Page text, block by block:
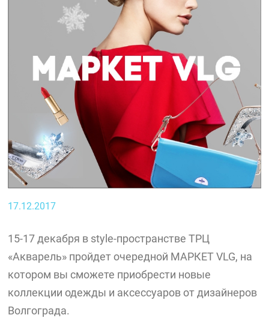
17.12.2017
15-17 декабря в style-пространстве ТРЦ
«Акварель» пройдет очередной МАРКЕТ VLG, на
котором вы сможете приобрести новые
коллекции одежды и аксессуаров от дизайнеров
Волгограда.